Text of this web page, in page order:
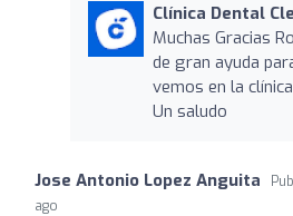
Clínica Dental
Muchas Gracias
de gran ayuda
vemos en la
Un saludo
Jose Antonio Lopez Anguita
ago